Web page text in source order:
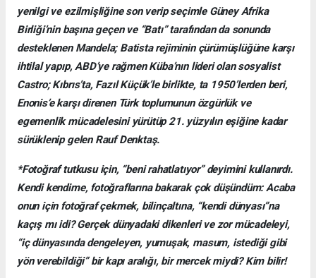
yenilgi ve ezilmişliğine son verip seçimle Güney Afrika
Birliği’nin başına geçen ve “Batı” tarafından da sonunda
desteklenen Mandela; Batista rejiminin çürümüşlüğüne karşı
ihtilal yapıp, ABD’ye rağmen Küba’nın lideri olan sosyalist
Castro; Kıbrıs’ta, Fazıl Küçük’le birlikte, ta 1950’lerden beri,
Enonis’e karşı direnen Türk toplumunun özgürlük ve
egemenlik mücadelesini yürütüp 21. yüzyılın eşiğine kadar
sürüklenip gelen Rauf Denktaş.
*Fotoğraf tutkusu için, “beni rahatlatıyor” deyimini kullanırdı.
Kendi kendime, fotoğraflarına bakarak çok düşündüm: Acaba
onun için fotoğraf çekmek, bilinçaltına, “kendi dünyası”na
kaçış mı idi? Gerçek dünyadaki dikenleri ve zor mücadeleyi,
“iç dünyasında dengeleyen, yumuşak, masum, istediği gibi
yön verebildiği” bir kapı aralığı, bir mercek miydi? Kim bilir!